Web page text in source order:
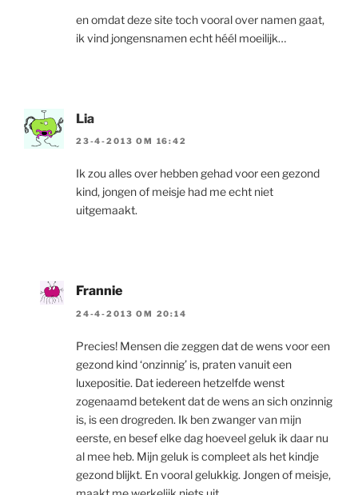
en omdat deze site toch vooral over namen gaat,
ik vind jongensnamen echt héél moeilijk…
Lia
23-4-2013 OM 16:42
Ik zou alles over hebben gehad voor een gezond
kind, jongen of meisje had me echt niet
uitgemaakt.
Frannie
24-4-2013 OM 20:14
Precies! Mensen die zeggen dat de wens voor een
gezond kind ‘onzinnig’ is, praten vanuit een
luxepositie. Dat iedereen hetzelfde wenst
zogenaamd betekent dat de wens an sich onzinnig
is, is een drogreden. Ik ben zwanger van mijn
eerste, en besef elke dag hoeveel geluk ik daar nu
al mee heb. Mijn geluk is compleet als het kindje
gezond blijkt. En vooral gelukkig. Jongen of meisje,